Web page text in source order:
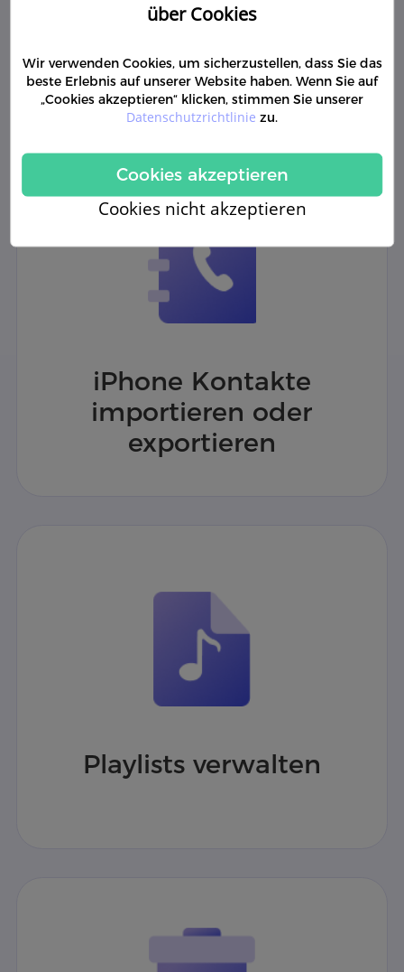
Ihr zuverlässiger
Dateimanager für das
iPhone, der Ihre Daten gut
organisiert
iPhone Kontakte
importieren oder
exportieren
Playlists verwalten
über Cookies
Wir verwenden Cookies, um sicherzustellen, dass Sie das
beste Erlebnis auf unserer Website haben. Wenn Sie auf
„Cookies akzeptieren“ klicken, stimmen Sie unserer
Datenschutzrichtlinie zu.
Cookies akzeptieren
Cookies nicht akzeptieren